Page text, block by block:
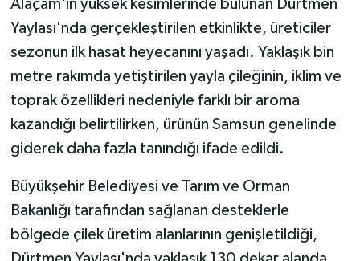
Alaçam'ın yüksek kesimlerinde bulunan Dürtmen
Yaylası'nda gerçekleştirilen etkinlikte, üreticiler
sezonun ilk hasat heyecanını yaşadı. Yaklaşık bin
metre rakımda yetiştirilen yayla çileğinin, iklim ve
toprak özellikleri nedeniyle farklı bir aroma
kazandığı belirtilirken, ürünün Samsun genelinde
giderek daha fazla tanındığı ifade edildi.
Büyükşehir Belediyesi ve Tarım ve Orman
Bakanlığı tarafından sağlanan desteklerle
bölgede çilek üretim alanlarının genişletildiği,